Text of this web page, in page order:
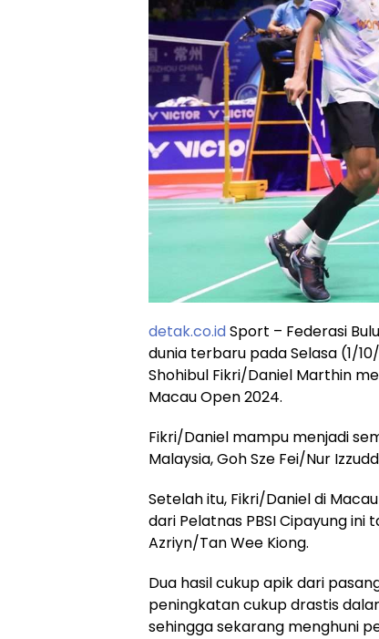
detak.co.idSport – Federasi
dunia terbaru pada Selasa (1/
Shohibul Fikri/Daniel Marthin
Macau Open 2024.
Fikri/Daniel mampu menjadi
Malaysia, Goh Sze Fei/Nur
Setelah itu, Fikri/Daniel di
dari Pelatnas PBSI Cipayung ini
Azriyn/Tan Wee Kiong.
Dua hasil cukup apik dari
peningkatan cukup drastis
sehingga sekarang menghuni